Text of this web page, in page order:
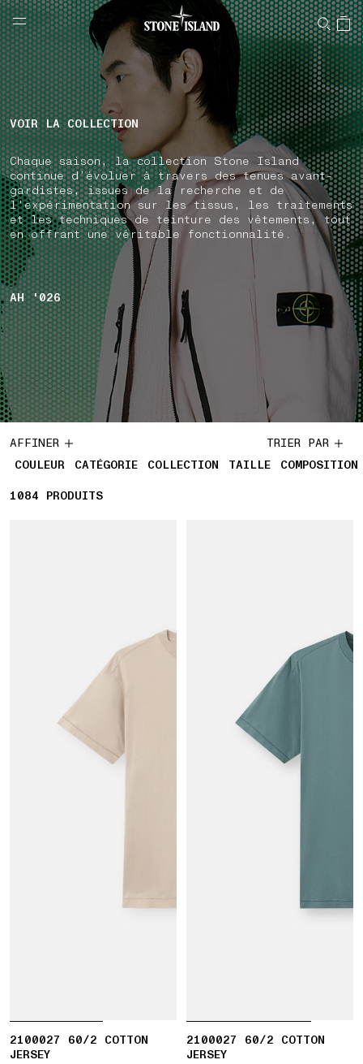
NAVIGATION.ARIA.GOTOMAINCONTENT
LABEL.SHOPPINGCOUNTRY FRANCE
VOIR LA COLLECTION
Chaque saison, la collection Stone Island
continue d’évoluer à travers des tenues avant-
gardistes, issues de la recherche et de
l'expérimentation sur les tissus, les traitements
et les techniques de teinture des vêtements, tout
en offrant une véritable fonctionnalité.
AH '026
AFFINER
COULEUR
CATÉGORIE COLLECTION TAILLE COMPOSITION
TRIER PAR
1084 1084 PRODUITS
PRODUITS
2100027 60/2 COTTON
JERSEY
2100027 60/2 COTTON
JERSEY